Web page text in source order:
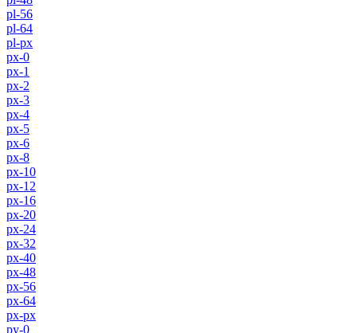
pl-56
pl-64
pl-px
px-0
px-1
px-2
px-3
px-4
px-5
px-6
px-8
px-10
px-12
px-16
px-20
px-24
px-32
px-40
px-48
px-56
px-64
px-px
py-0